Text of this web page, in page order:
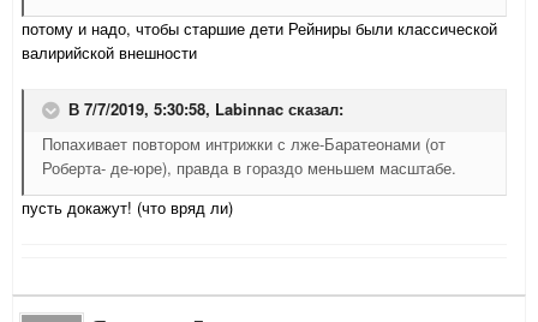
потому и надо, чтобы старшие дети Рейниры были классической
валирийской внешности
В 7/7/2019, 5:30:58, Labinnac сказал:
Попахивает повтором интрижки с лже-Баратеонами (от
Роберта- де-юре), правда в гораздо меньшем масштабе.
пусть докажут! (что вряд ли)